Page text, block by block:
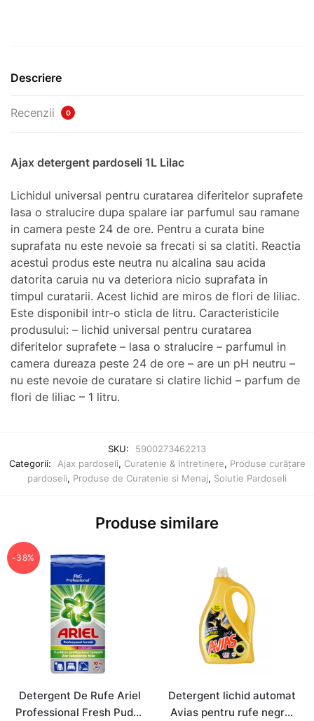
Descriere
Recenzii 0
Ajax detergent pardoseli 1L Lilac
Lichidul universal pentru curatarea diferitelor suprafete
lasa o stralucire dupa spalare iar parfumul sau ramane
in camera peste 24 de ore. Pentru a curata bine
suprafata nu este nevoie sa frecati si sa clatiti. Reactia
acestui produs este neutra nu alcalina sau acida
datorita caruia nu va deteriora nicio suprafata in
timpul curatarii. Acest lichid are miros de flori de liliac.
Este disponibil intr-o sticla de litru. Caracteristicile
produsului: – lichid universal pentru curatarea
diferitelor suprafete – lasa o stralucire – parfumul in
camera dureaza peste 24 de ore – are un pH neutru –
nu este nevoie de curatare si clatire lichid – parfum de
flori de liliac – 1 litru.
SKU:
5900273462213
Categorii:
Ajax pardoseli, Curatenie & Intretinere, Produse curățare
pardoseli, Produse de Curatenie si Menaj, Solutie Pardoseli
Produse similare
-38%
Detergent De Rufe Ariel
Professional Fresh Pudra
Detergent lichid automat
Avias pentru rufe negre,